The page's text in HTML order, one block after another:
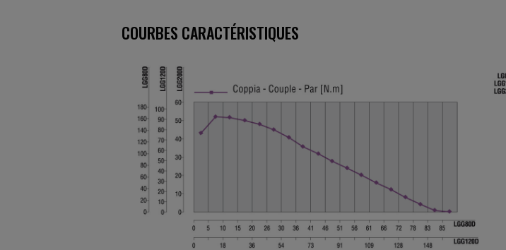
COURBES CARACTÉRISTIQUES